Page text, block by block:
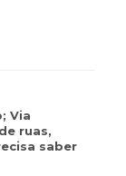
Via
ruas,
saber